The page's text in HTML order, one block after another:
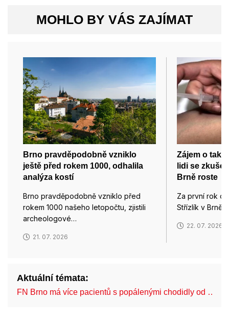
MOHLO BY VÁS ZAJÍMAT
Brno pravděpodobně vzniklo
ještě před rokem 1000, odhalila
analýza kostí
Brno pravděpodobně vzniklo před
rokem 1000 našeho letopočtu, zjistili
archeologové…
21. 07. 2026
Zájem o
lidi se
Brně roste
Za první rok
Střízlík v
22. 07. 2026
Aktuální témata:
FN Brno má více pacientů s popálenými chodidly od …